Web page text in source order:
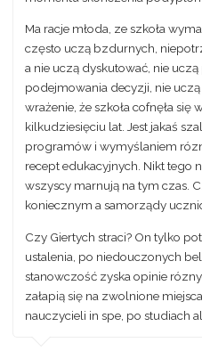
Ma racje młoda, ze szkoła
często uczą bzdurnych,
a nie uczą dyskutować, nie
podejmowania decyzji, nie
wrażenie, że szkoła cofnęła się
kilkudziesięciu lat. Jest jakaś
programów i wymyślaniem
recept edukacyjnych. Nikt tego
wszyscy marnują na tym czas.
koniecznym a samorządy
Czy Giertych straci? On tylko
ustalenia, po niedouczonych
stanowczość zyska opinie
załapią się na zwolnione
nauczycieli in spe, po studiach